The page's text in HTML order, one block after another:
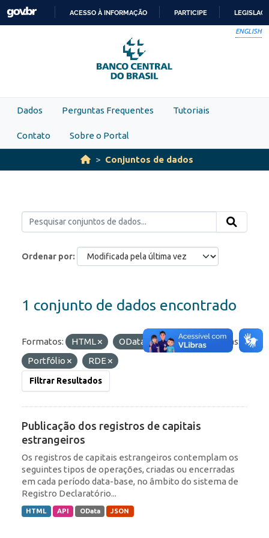
Skip to main content
PARA
O
CONTEÚDO
ACESSO À INFORMAÇÃO PARTICIPE
ENGLISH
Dados Perguntas Frequentes Tutoriais
Contato Sobre o Portal
Conjuntos de dados
Ordenar por
1 conjunto de dados encontrado
Formatos: HTML OData API
Etiquetas:
Portfólio
RDE
Filtrar Resultados
Publicação dos registros de capitais
estrangeiros
Os registros de capitais estrangeiros contemplam os
seguintes tipos de operações, criadas ou encerradas
em cada período data-base, no âmbito do sistema de
Registro Declaratório...
HTML API OData JSON